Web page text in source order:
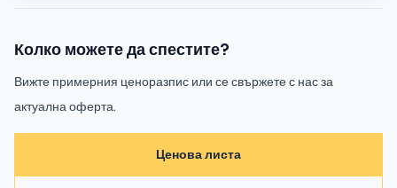
Колко можете да спестите?
Вижте примерния ценоразпис или се свържете с нас за
актуална оферта.
Ценова листа